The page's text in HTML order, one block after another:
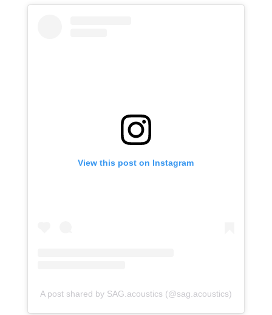
View this post on Instagram
A post shared by SAG.acoustics (@sag.acoustics)